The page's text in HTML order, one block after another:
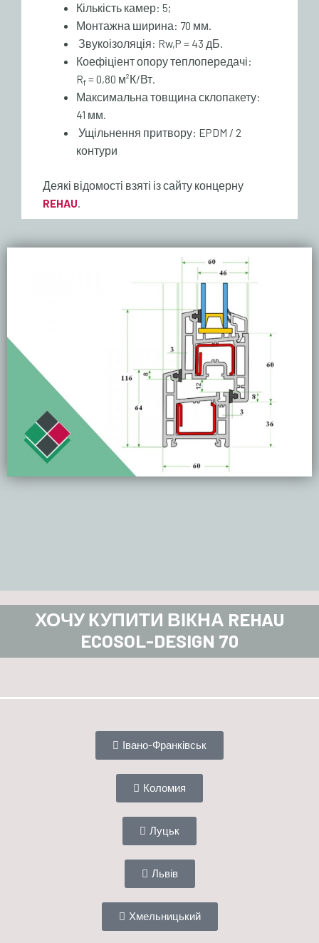
Кількість камер: 5;
Монтажна ширина: 70 мм.
Звукоізоляція: Rw,P = 43 дБ.
Коефіціент опору теплопередачі:
Rf= 0,80 м²К/Вт.
Максимальна товщина склопакету:
41 мм.
Ущільнення притвору: EPDM / 2
контури
Деякі відомості взяті із сайту концерну
REHAU
ХОЧУ КУПИТИ ВІКНА REHAU
ECOSOL-DESIGN 70
Івано-Франківськ
Коломия
Луцьк
Львів
Хмельницький